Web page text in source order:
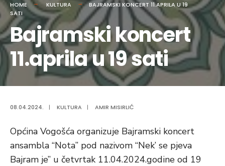
HOME KULTURA
BAJRAMSKI KONCERT 11.APRILA U 19
SATI
Bajramski koncert
11.aprila u 19 sati
08.04.2024. | KULTURA | AMIR MISIRLIĆ
Općina Vogošća organizuje Bajramski koncert
ansambla “Nota” pod nazivom “Nek’ se pjeva
Bajram je” u četvrtak 11.04.2024.godine od 19